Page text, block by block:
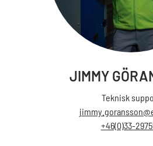
JIMMY
Teknisk
+46(0)33-